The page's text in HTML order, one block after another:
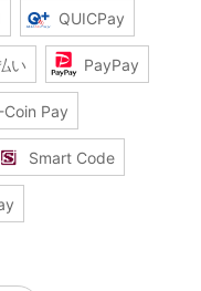
QUICPay
い PayPay
Pay
Smart Code